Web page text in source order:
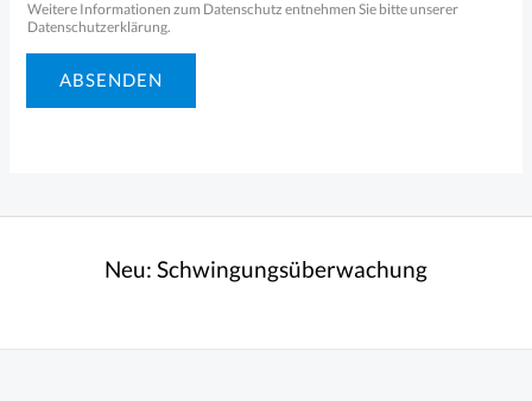
n
Weitere Informationen zum Datenschutz entnehmen Sie bitte unserer
Datenschutzerklärung.
ABSENDEN
Neu: Schwingungsüberwachung